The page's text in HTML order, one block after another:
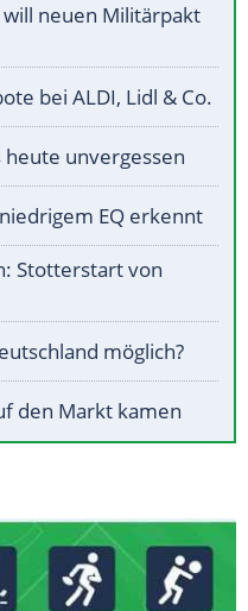
neuen Militärpakt
bei ALDI, Lidl & Co.
heute unvergessen
EQ erkennt
Stotterstart von
möglich?
den Markt kamen